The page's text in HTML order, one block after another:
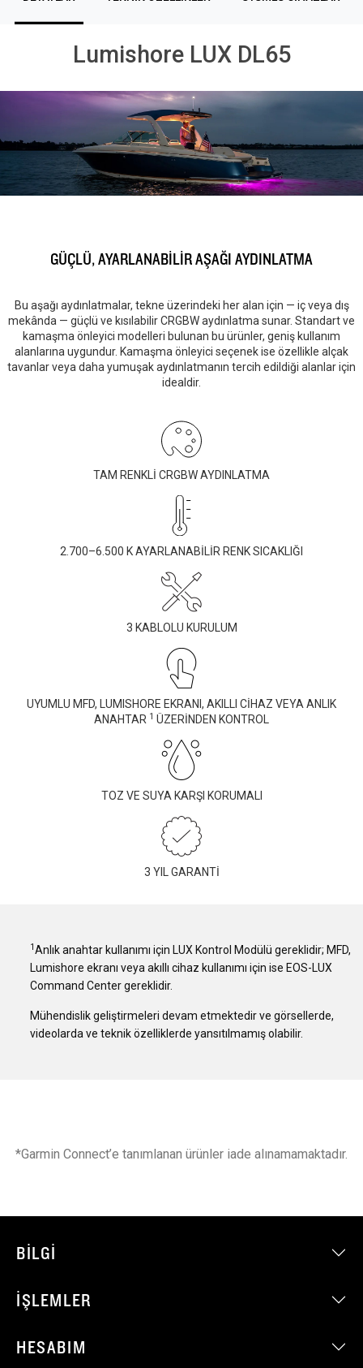
Lumishore LUX DL65
GÜÇLÜ, AYARLANABİLİR AŞAĞI AYDINLATMA
Bu aşağı aydınlatmalar, tekne üzerindeki her alan için — iç veya dış
mekânda — güçlü ve kısılabilir CRGBW aydınlatma sunar. Standart ve
kamaşma önleyici modelleri bulunan bu ürünler, geniş kullanım
alanlarına uygundur. Kamaşma önleyici seçenek ise özellikle alçak
tavanlar veya daha yumuşak aydınlatmanın tercih edildiği alanlar için
idealdir.
TAM RENKLİ CRGBW AYDINLATMA
2.700–6.500 K AYARLANABİLİR RENK SICAKLIĞI
3 KABLOLU KURULUM
UYUMLU MFD, LUMISHORE EKRANI, AKILLI CİHAZ VEYA ANLIK
ANAHTAR 1 ÜZERİNDEN KONTROL
TOZ VE SUYA KARŞI KORUMALI
3 YIL GARANTİ
1Anlık anahtar kullanımı için LUX Kontrol Modülü gereklidir; MFD,
Lumishore ekranı veya akıllı cihaz kullanımı için ise EOS-LUX
Command Center gereklidir.
Mühendislik geliştirmeleri devam etmektedir ve görsellerde,
videolarda ve teknik özelliklerde yansıtılmamış olabilir.
*Garmin Connect’e tanımlanan ürünler iade alınamamaktadır.
BILGI
İŞLEMLER
HESABIM